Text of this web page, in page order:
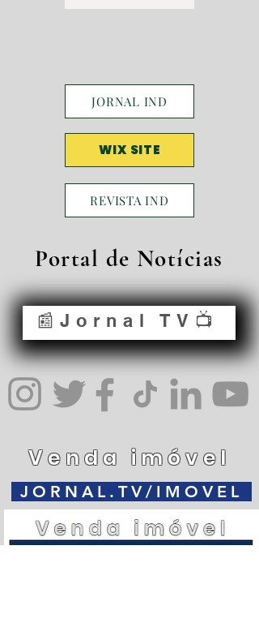
JORNAL IND
WIX SITE
REVISTA IND
Portal de Notícias
📰Jornal TV📺
Venda imóvel
JORNAL.TV/IMOVEL